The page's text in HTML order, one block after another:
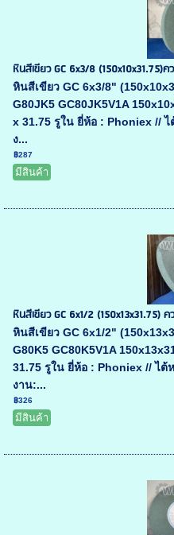
หินสีเขียว GC 6x3/8 (150x10x31.75)ค
หินสีเขียว GC 6x3/8"
G80JK5 GC80JK5V1A
x 31.75 รูใน ยี่ห้อ : Phoniex //
ง...
฿287
มีสินค้า
หินสีเขียว GC 6x1/2 (150x13x31.75)
หินสีเขียว GC 6x1/2"
G80K5 GC80K5V1A
31.75 รูใน ยี่ห้อ : Phoniex // ไต้
งาน:...
฿326
มีสินค้า